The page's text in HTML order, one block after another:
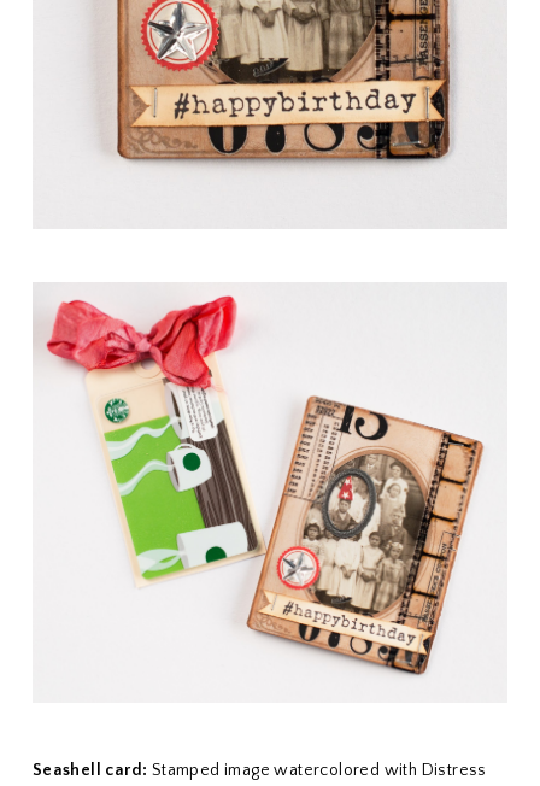
Seashell card: Stamped image watercolored with Distress